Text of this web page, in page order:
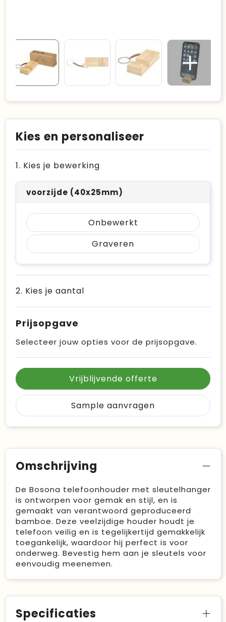
Kies en personaliseer
1. Kies je bewerking
voorzijde (40x25mm)
Onbewerkt
Graveren
2. Kies je aantal
Prijsopgave
Selecteer jouw opties voor de prijsopgave.
Vrijblijvende offerte
Sample aanvragen
Omschrijving
De Bosona telefoonhouder met sleutelhanger
is ontworpen voor gemak en stijl, en is
gemaakt van verantwoord geproduceerd
bamboe. Deze veelzijdige houder houdt je
telefoon veilig en is tegelijkertijd gemakkelijk
toegankelijk, waardoor hij perfect is voor
onderweg. Bevestig hem aan je sleutels voor
eenvoudig meenemen.
Specificaties